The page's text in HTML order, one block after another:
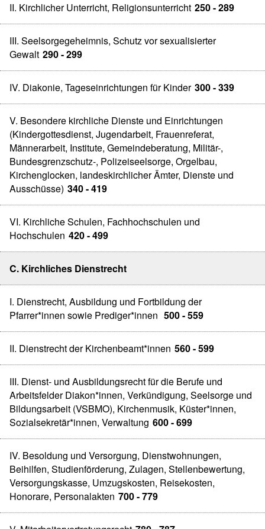
II. Kirchlicher Unterricht, Religionsunterricht 250 - 289
III. Seelsorgegeheimnis, Schutz vor sexualisierter
Gewalt 290 - 299
IV. Diakonie, Tageseinrichtungen für Kinder 300 - 339
V. Besondere kirchliche Dienste und Einrichtungen
(Kindergottesdienst, Jugendarbeit, Frauenreferat,
Männerarbeit, Institute, Gemeindeberatung, Militär-,
Bundesgrenzschutz-, Polizeiseelsorge, Orgelbau,
Kirchenglocken, landeskirchlicher Ämter, Dienste und
Ausschüsse) 340 - 419
VI. Kirchliche Schulen, Fachhochschulen und
Hochschulen 420 - 499
C. Kirchliches Dienstrecht
I. Dienstrecht, Ausbildung und Fortbildung der
Pfarrer*innen sowie Prediger*innen 500 - 559
II. Dienstrecht der Kirchenbeamt*innen 560 - 599
III. Dienst- und Ausbildungsrecht für die Berufe und
Arbeitsfelder Diakon*innen, Verkündigung, Seelsorge und
Bildungsarbeit (VSBMO), Kirchenmusik, Küster*innen,
Sozialsekretär*innen, Verwaltung 600 - 699
IV. Besoldung und Versorgung, Dienstwohnungen,
Beihilfen, Studienförderung, Zulagen, Stellenbewertung,
Versorgungskasse, Umzugskosten, Reisekosten,
Honorare, Personalakten 700 - 779